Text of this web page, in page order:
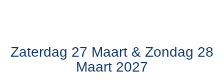
Zaterdag 27 Maart & Zondag 28
Maart 2027